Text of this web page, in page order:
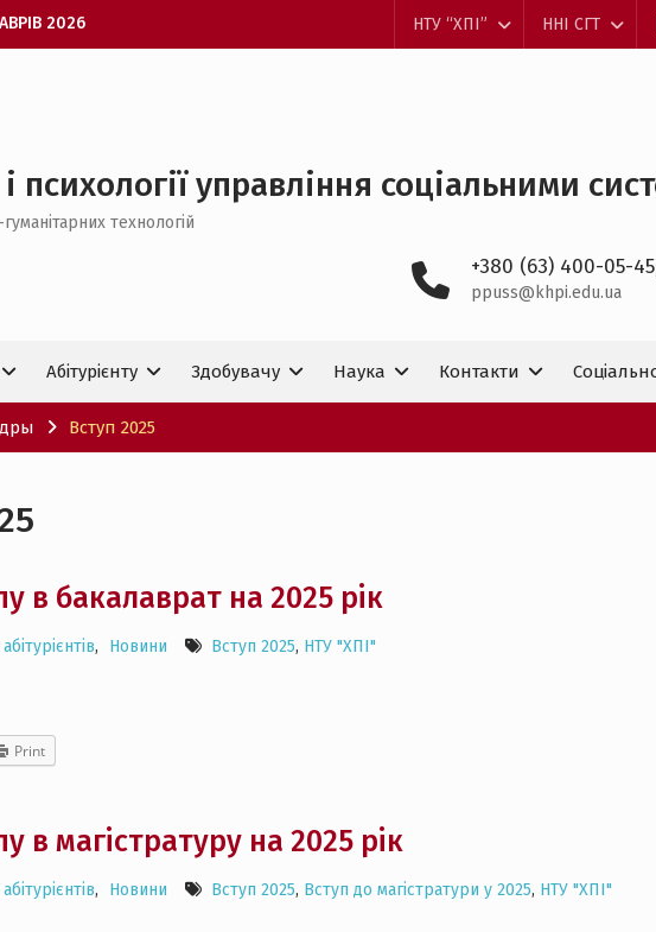
2026
та
PhD З
НТУ “ХПІ” ННІ СГТ
психології управління соціальними
технологій
+380 (63) 400-05-
ppuss@khpi.edu.ua
Абітурієнту Здобувачу Наука Контакти
Вступ 2025
в бакалаврат на 2025 рік
, Новини Вступ 2025, НТУ "ХПІ"
Print
в магістратуру на 2025 рік
, Новини Вступ 2025, Вступ до магістратури у 2025, НТУ "ХПІ"